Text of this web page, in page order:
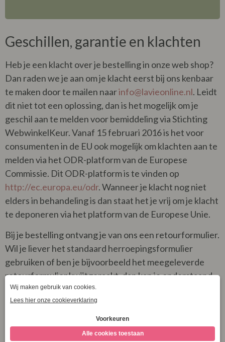
Geschillen, garantie en klachten
Heb je een klacht over je bestelling in onze web shop?
Dan raden we je aan om je klacht eerst bij ons kenbaar
te maken door te mailen naarinfo@lavieonline.nl. Leidt
dit niet tot een oplossing, dan is het mogelijk om je
geschil aan te melden voor bemiddeling via Stichting
WebwinkelKeur. Vanaf 15 februari 2016 is het voor
consumenten in de EU ook mogelijk om klachten aan te
melden via het ODR-platform van de Europese
Commissie. Dit ODR-platform is te vinden op
http://ec.europa.eu/odr. Wanneer je klacht nog niet
elders in behandeling is dan staat het je vrij om je klacht
te deponeren via het platform van de Europese Unie.
Bij je bestelling ontvang je van ons een retourformulier.
Wil je liever het standaard herroepingsformulier
gebruiken of ben je bijvoorbeeld het meegeleverde
retourformulier kwijtgeraakt, dan kan je onderstaand
standaard herroepingsformulier gebruiken voor je
retour.
Reclamaties